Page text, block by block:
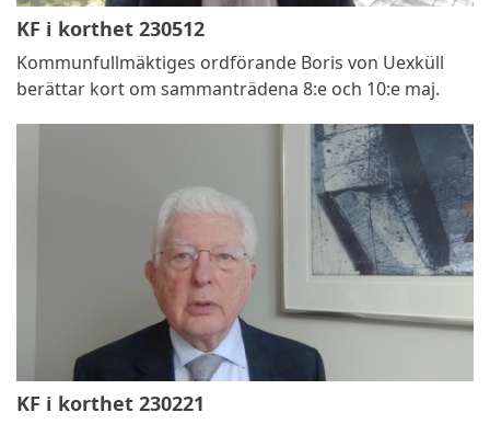
KF i korthet 230512
Kommunfullmäktiges ordförande Boris von Uexküll
berättar kort om sammanträdena 8:e och 10:e maj.
KF i korthet 230221